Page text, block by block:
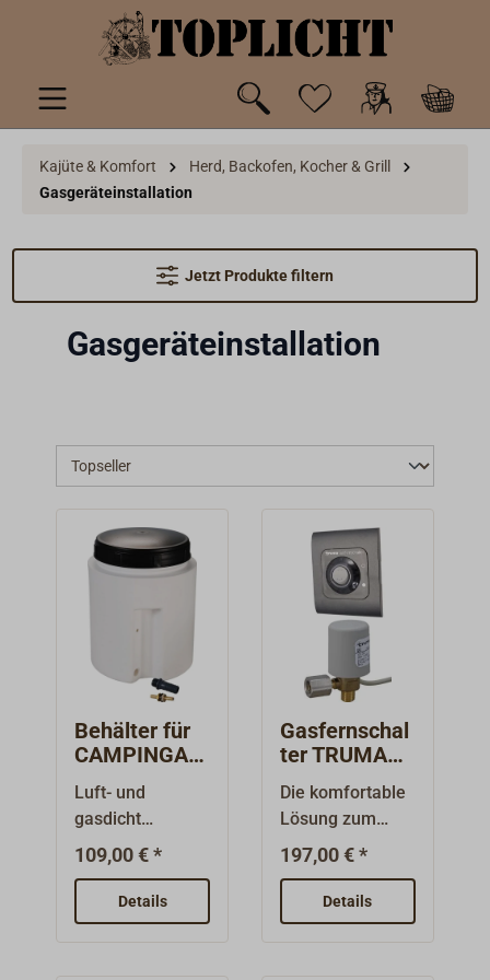
springen
Kajüte & Komfort
Herd, Backofen, Kocher & Grill
Gasgeräteinstallation
Jetzt Produkte filtern
Gasgeräteinstallation
Behälter für
CAMPINGAZ
Flasche mit
Schraubdeck
el
Luft- und
gasdicht
verschließbarer
Kunststoffbehält
er mit großem
Schraubdeckel
109,00 € *
Details
Gasfernschal
ter TRUMA
GSE
Die komfortable
Lösung zum
sicheren
Abschalten der
Gasanlage:Bequ
em und sicher
197,00 € *
Details